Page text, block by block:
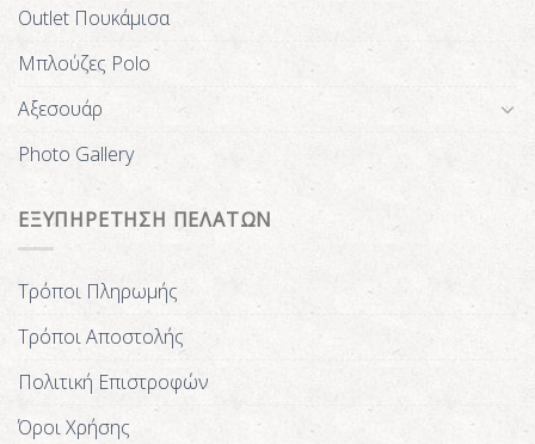
Outlet Πουκάμισα
Μπλούζες Polo
Αξεσουάρ
Photo Gallery
ΕΞΥΠΗΡΕΤΗΣΗ ΠΕΛΑΤΩΝ
Τρόποι Πληρωμής
Τρόποι Αποστολής
Πολιτική Επιστροφών
Όροι Χρήσης